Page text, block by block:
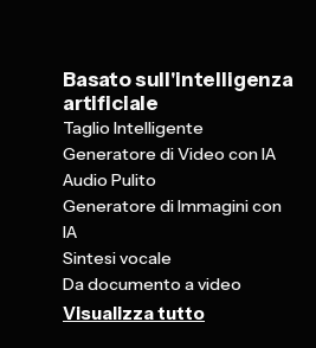
Basato sull'intelligenza
artificiale
Taglio Intelligente
Generatore di Video con IA
Audio Pulito
Generatore di Immagini con
IA
Sintesi vocale
Da documento a video
Visualizza tutto